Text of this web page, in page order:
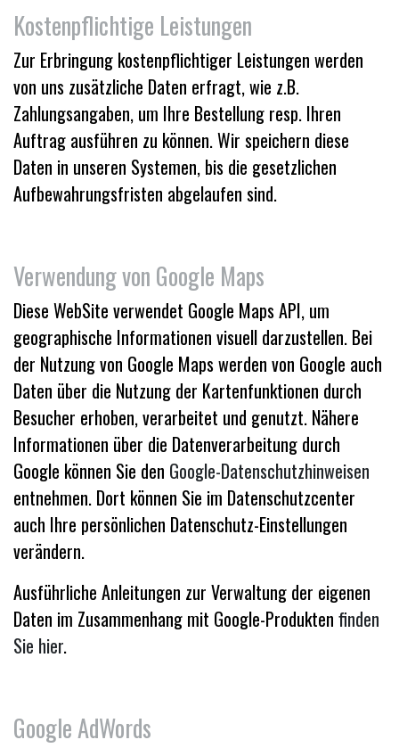
Kostenpflichtige Leistungen
Zur Erbringung kostenpflichtiger Leistungen werden
von uns zusätzliche Daten erfragt, wie z.B.
Zahlungsangaben, um Ihre Bestellung resp. Ihren
Auftrag ausführen zu können. Wir speichern diese
Daten in unseren Systemen, bis die gesetzlichen
Aufbewahrungsfristen abgelaufen sind.
Verwendung von Google Maps
Diese WebSite verwendet Google Maps API, um
geographische Informationen visuell darzustellen. Bei
der Nutzung von Google Maps werden von Google auch
Daten über die Nutzung der Kartenfunktionen durch
Besucher erhoben, verarbeitet und genutzt. Nähere
Informationen über die Datenverarbeitung durch
Google können Sie den Google-Datenschutzhinweisen
entnehmen. Dort können Sie im Datenschutzcenter
auch Ihre persönlichen Datenschutz-Einstellungen
verändern.
Ausführliche Anleitungen zur Verwaltung der eigenen
Daten im Zusammenhang mit Google-Produkten finden
Sie hier.
Google AdWords